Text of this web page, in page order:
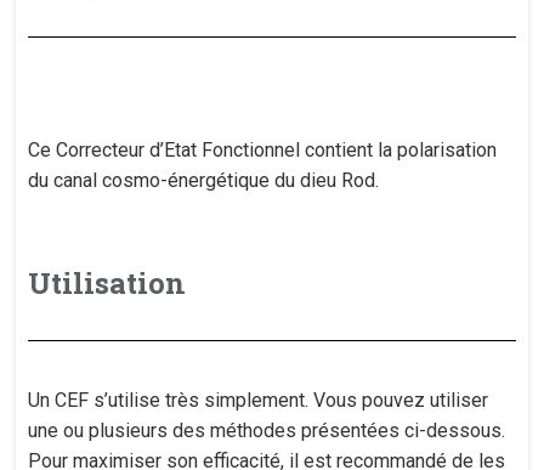
​Ce Correcteur d’Etat Fonctionnel contient la polarisation
du canal cosmo-énergétique du dieu Rod.
Utilisation
Un CEF s’utilise très simplement. Vous pouvez utiliser
une ou plusieurs des méthodes présentées ci-dessous.
Pour maximiser son efficacité, il est recommandé de les